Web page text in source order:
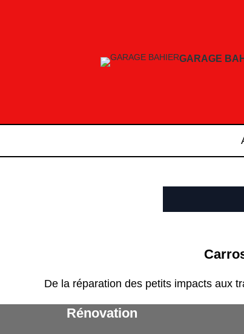
GARAGE
De la réparation des petits impacts aux
Rénovation